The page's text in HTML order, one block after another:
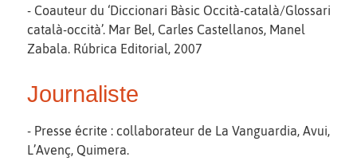
- Coauteur du ‘Diccionari Bàsic Occità-català/Glossari
català-occità’. Mar Bel, Carles Castellanos, Manel
Zabala. Rúbrica Editorial, 2007
Journaliste
- Presse écrite : collaborateur de La Vanguardia, Avui,
L’Avenç, Quimera.